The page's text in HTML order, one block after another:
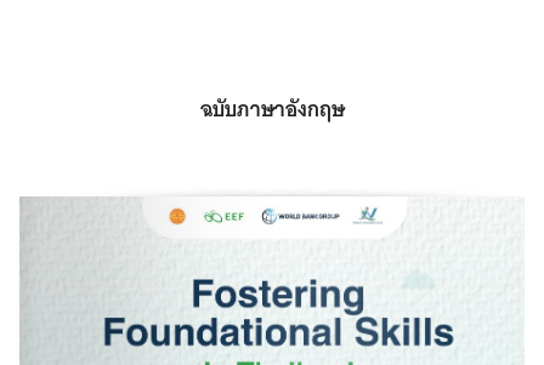
ฉบับภาษาอังกฤษ